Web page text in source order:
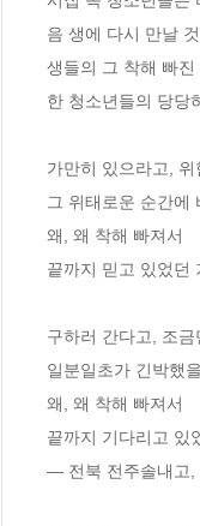
음 생에 다시 만날
생들의 그 착해 빠
한 청소년들의 당당
가만히 있으라고, 위
그 위태로운 순간에
왜, 왜 착해 빠져서
끝까지 믿고 있었던
구하러 간다고, 조금
일분일초가 긴박했
왜, 왜 착해 빠져서
끝까지 기다리고 있
― 전북 전주솔내고,